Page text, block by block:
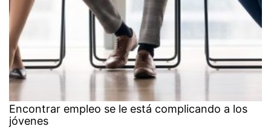
Encontrar empleo se le está complicando a los
jóvenes